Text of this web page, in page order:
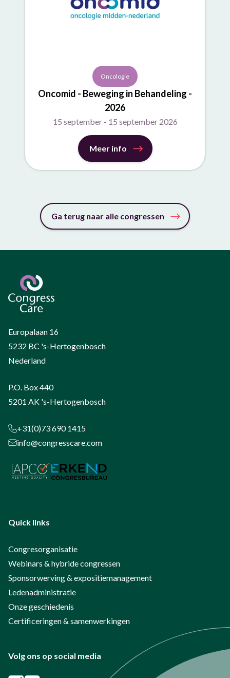
Oncologie
Oncomid - Beweging in Behandeling -
2026
15 september - 15 september 2026
Meer info
Ga terug naar alle congressen
Europalaan 16
5232 BC 's-Hertogenbosch
Nederland
P.O. Box 440
5201 AK 's-Hertogenbosch
+31(0)73 690 1415
info@congresscare.com
Quick links
Congresorganisatie
Webinars & hybride congressen
Sponsorwerving & expositiemanagement
Ledenadministratie
Onze geschiedenis
Certificeringen & samenwerkingen
Volg ons op social media